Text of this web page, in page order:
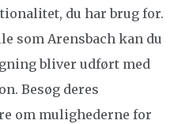
du har brug for.
som Arensbach kan du
bliver udført med
Besøg deres
om mulighederne for